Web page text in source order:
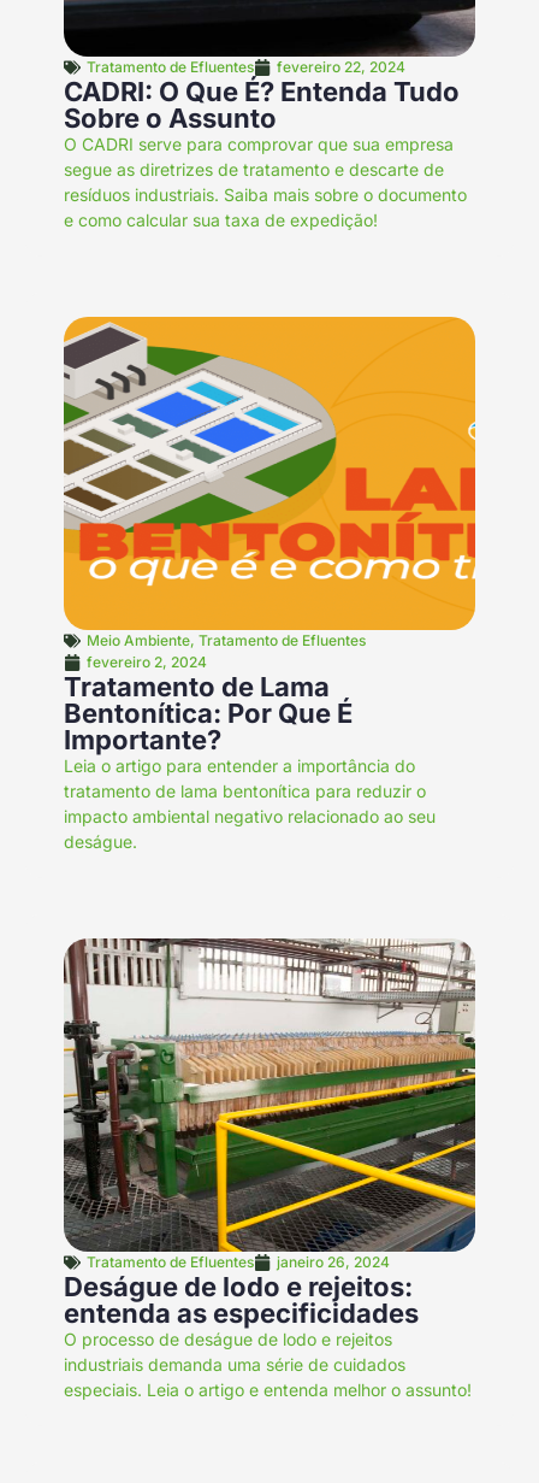
Tratamento de Efluentes fevereiro 22, 2024
CADRI: O Que É? Entenda Tudo
Sobre o Assunto
O CADRI serve para comprovar que sua empresa
segue as diretrizes de tratamento e descarte de
resíduos industriais. Saiba mais sobre o documento
e como calcular sua taxa de expedição!
Meio Ambiente, Tratamento de Efluentes
fevereiro 2, 2024
Tratamento de Lama
Bentonítica: Por Que É
Importante?
Leia o artigo para entender a importância do
tratamento de lama bentonítica para reduzir o
impacto ambiental negativo relacionado ao seu
deságue.
Tratamento de Efluentes janeiro 26, 2024
Deságue de lodo e rejeitos:
entenda as especificidades
O processo de deságue de lodo e rejeitos
industriais demanda uma série de cuidados
especiais. Leia o artigo e entenda melhor o assunto!